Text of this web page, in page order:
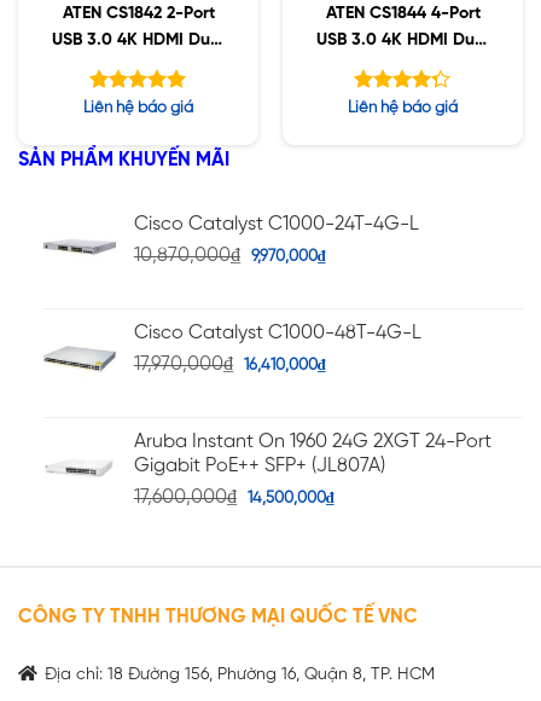
ATEN CS1842 2-Port
USB 3.0 4K HDMI Dual
Display
Được xếp
5 sao
Liên hệ báo giá
ATEN CS1844 4-Port
USB 3.0 4K HDMI Dual
Display
Được xếp
Liên hệ báo giá
SẢN PHẨM KHUYẾN MÃI
Cisco Catalyst C1000-24T-4G-L
10,870,000₫ 9,970,000₫
Cisco Catalyst C1000-48T-4G-L
17,970,000₫ 16,410,000₫
Aruba Instant On 1960 24G 2XGT 24-Port
Gigabit PoE++ SFP+ (JL807A)
17,600,000₫ 14,500,000₫
CÔNG TY TNHH THƯƠNG MẠI QUỐC TẾ VNC
Địa chỉ: 18 Đường 156, Phường 16, Quận 8, TP. HCM